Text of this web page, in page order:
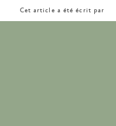
Cet article a été écrit par